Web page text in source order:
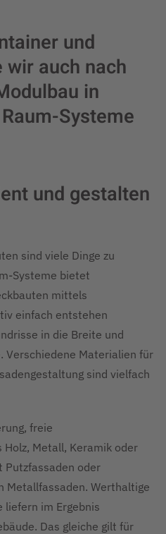
und
wir auch nach
in
Systeme
und gestalten
sind viele Dinge zu
Systeme bietet
mittels
einfach entstehen
in die Breite und
Verschiedene Materialien für
sind vielfach
freie
Metall, Keramik oder
Putzfassaden oder
Metallfassaden. Werthaltige
liefern im Ergebnis
Das gleiche gilt für